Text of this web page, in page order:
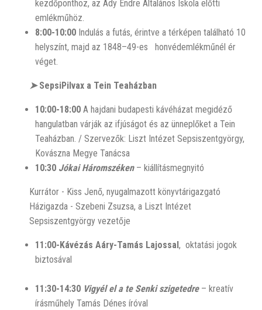
kezdőponthoz, az Ady Endre Általános Iskola előtti
emlékműhöz.
8:00-10:00 Indulás a futás, érintve a térképen található 10
helyszínt, majd az 1848–49-es honvédemlékműnél ér
véget.
➤SepsiPilvax a Tein Teaházban
10:00-18:00 A hajdani budapesti kávéházat megidéző
hangulatban várják az ifjúságot és az ünneplőket a Tein
Teaházban. / Szervezők: Liszt Intézet Sepsiszentgyörgy,
Kovászna Megye Tanácsa
10:30 Jókai Háromszéken– kiállításmegnyitó
Kurrátor - Kiss Jenő, nyugalmazott könyvtárigazgató
Házigazda - Szebeni Zsuzsa, a Liszt Intézet
Sepsiszentgyörgy vezetője
11:00-Kávézás Aáry-Tamás Lajossal , oktatási jogok
biztosával
11:30-14:30 Vigyél el a te Senki szigetedre– kreatív
írásműhely Tamás Dénes íróval